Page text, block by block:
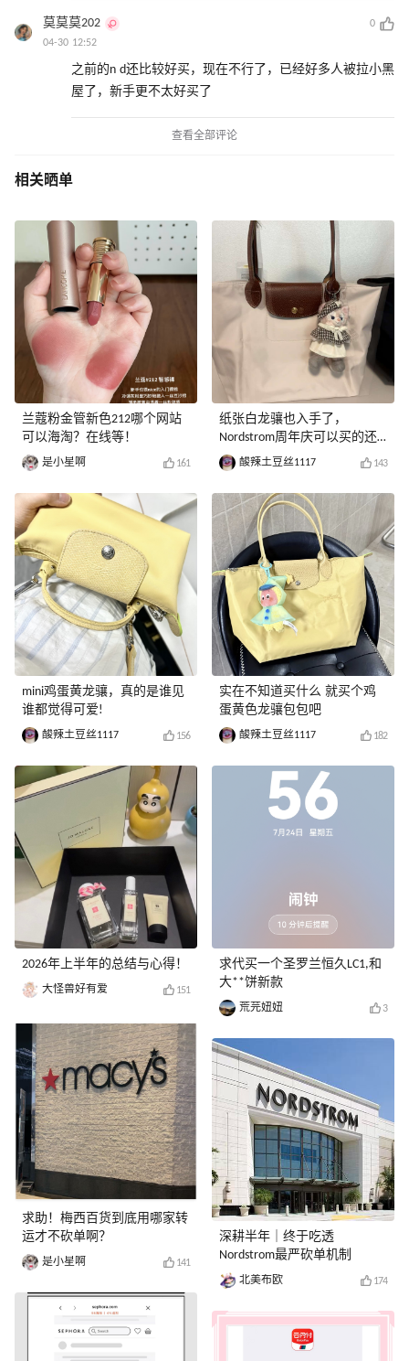
莫莫莫202
0
04-30 12:52
之前的n d还比较好买，现在不行了，已经好多人被拉小黑
屋了，新手更不太好买了
查看全部评论
相关晒单
兰蔻粉金管新色212哪个网站
可以海淘？在线等！
是小星啊 161
mini鸡蛋黄龙骧，真的是谁见
谁都觉得可爱!
酸辣土豆丝1117 156
2026年上半年的总结与心得！
大怪兽好有爱 151
求助！梅西百货到底用哪家转
运才不砍单啊？
是小星啊 141
纸张白龙骧也入手了，
Nordstrom周年庆可以买的还
是很多的
酸辣土豆丝1117 143
实在不知道买什么 就买个鸡
蛋黄色龙骧包包吧
酸辣土豆丝1117 182
求代买一个圣罗兰恒久LC1,和
大**饼新款
荒芫妞妞 3
深耕半年｜终于吃透
Nordstrom最严砍单机制
北美布欧 174